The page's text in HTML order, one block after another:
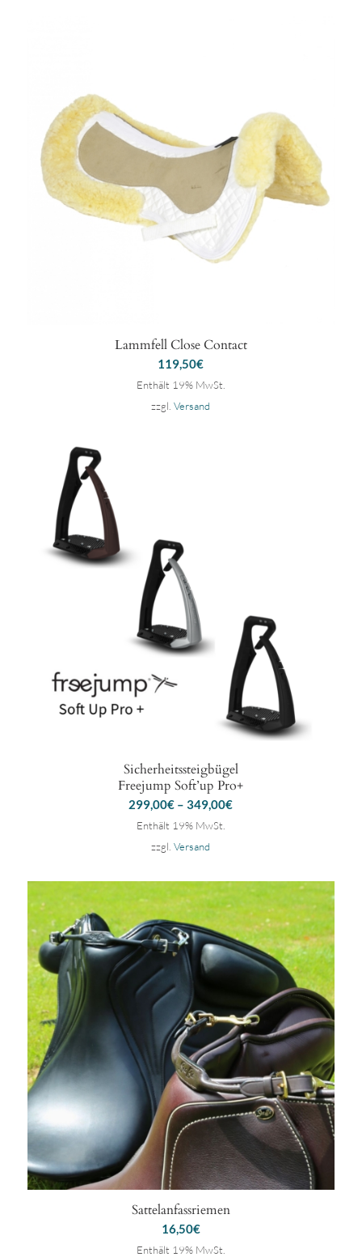
Lammfell Close Contact
119,50€
Enthält 19% MwSt.
zzgl.Versand
Sicherheitssteigbügel
Freejump Soft’up Pro+
299,00€ –349,00€
Enthält 19% MwSt.
zzgl.Versand
Sattelanfassriemen
16,50€
Enthält 19% MwSt.